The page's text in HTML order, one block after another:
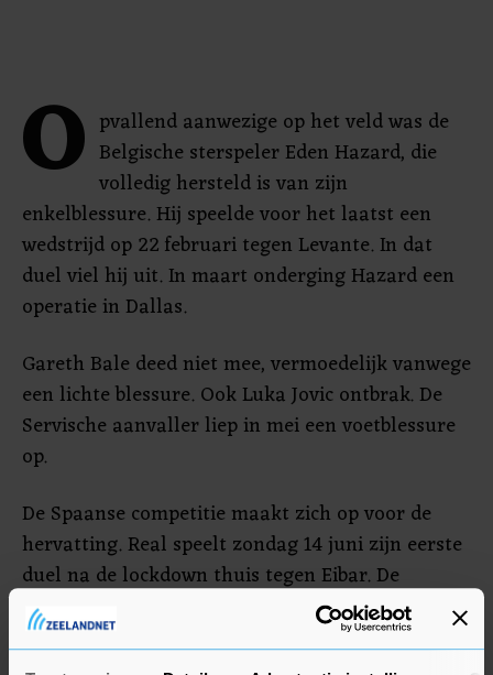
O pvallend aanwezige op het veld was de
Belgische sterspeler Eden Hazard, die
volledig hersteld is van zijn
enkelblessure. Hij speelde voor het laatst een
wedstrijd op 22 februari tegen Levante. In dat
duel viel hij uit. In maart onderging Hazard een
operatie in Dallas.
Gareth Bale deed niet mee, vermoedelijk vanwege
een lichte blessure. Ook Luka Jovic ontbrak. De
Servische aanvaller liep in mei een voetblessure
op.
De Spaanse competitie maakt zich op voor de
hervatting. Real speelt zondag 14 juni zijn eerste
duel na de lockdown thuis tegen Eibar. De
wedstrijd vindt plaats zonder publiek in het
stadion van het trainingscomplex, omdat het